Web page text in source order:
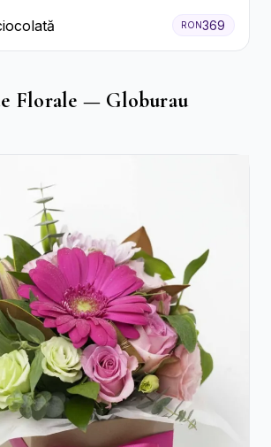
RON369
Florale — Globurau